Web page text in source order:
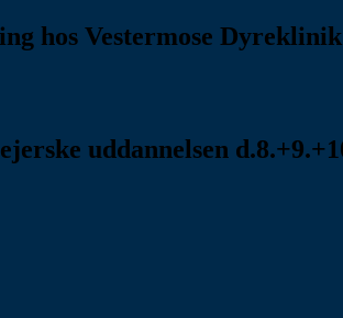
hos Vestermose
uddannelsen